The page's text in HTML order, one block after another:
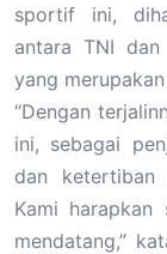
sportif ini,
antara TNI
yang
“Dengan
ini, sebagai
dan ketertiban
Kami
mendatang,”